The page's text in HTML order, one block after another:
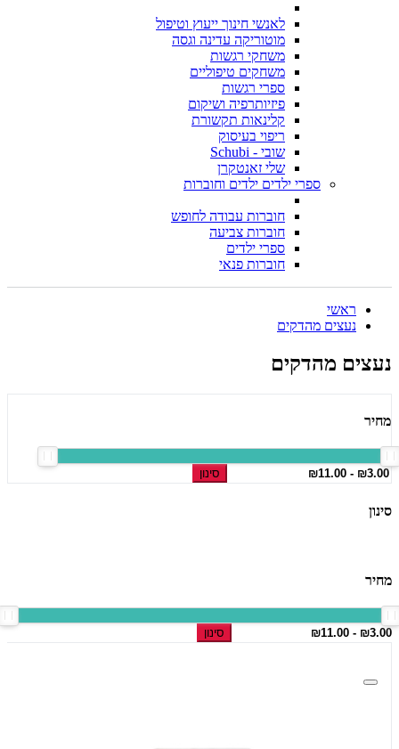
לאנשי חינוך ייעוץ וטיפול
מוטוריקה עדינה וגסה
משחקי רגשות
משחקים טיפוליים
ספרי רגשות
פיזיותרפיה ושיקום
קלינאות תקשורת
ריפוי בעיסוק
שובי - Schubi
שלי זאנטקרן
ספרי ילדים ילדים וחוברות
חוברות עבודה לחופש
חוברות צביעה
ספרי ילדים
חוברות פנאי
ראשי
נעצים מהדקים
נעצים מהדקים
מחיר
סינון
סינון
מחיר
סינון